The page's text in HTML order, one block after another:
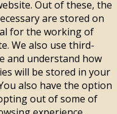
Out of these, the
are stored on
for the working of
We also use third-
and understand how
will be stored in your
also have the option
out of some of